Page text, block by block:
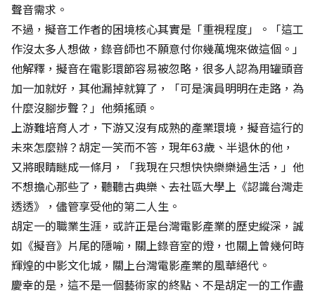
聲音需求。
不過，擬音工作者的困境核心其實是「重視程度」。「這工
作沒太多人想做，錄音師也不願意付你幾萬塊來做這個。」
他解釋，擬音在電影環節容易被忽略，很多人認為用罐頭音
加一加就好，其他漏掉就算了，「可是演員明明在走路，為
什麼沒腳步聲？」他頻搖頭。
上游難培育人才，下游又沒有成熟的產業環境，擬音這行的
未來怎麼辦？胡定一笑而不答，現年63歲、半退休的他，
又將眼睛瞇成一條月，「我現在只想快快樂樂過生活，」他
不想擔心那些了，聽聽古典樂、去社區大學上《認識台灣走
透透》，儘管享受他的第二人生。
胡定一的職業生涯，或許正是台灣電影產業的歷史縱深，誠
如《擬音》片尾的隱喻，關上錄音室的燈，也關上曾幾何時
輝煌的中影文化城，關上台灣電影產業的風華絕代。
慶幸的是，這不是一個藝術家的終點、不是胡定一的工作盡